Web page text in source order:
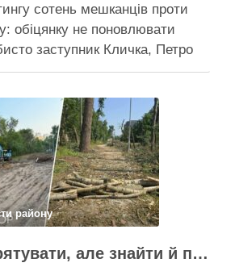
сотень мешканців проти
обіцянку не поновлювати
заступник Кличка, Петро
налагодити комунікацію
ту частину озеленення,
невідомо На Теремках у …
району
Дерева не врятувати, але знайти й покарати винних треба – головні питання і висновки з конфлікту на Теремках